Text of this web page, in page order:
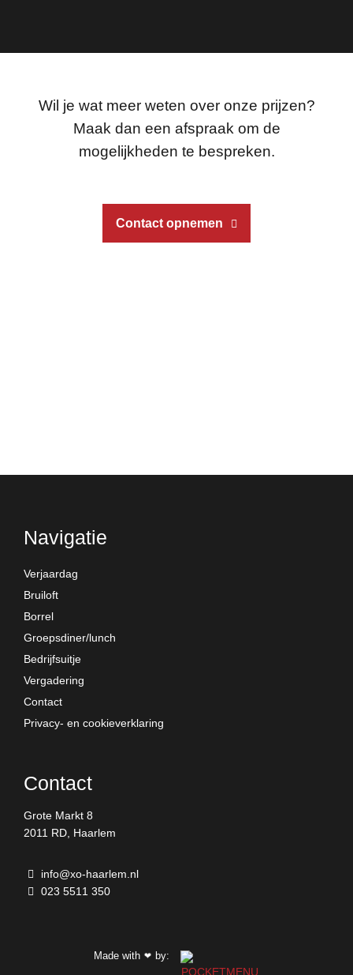
Wil je wat meer weten over onze prijzen?
Maak dan een afspraak om de
mogelijkheden te bespreken.
Contact opnemen
Navigatie
Verjaardag
Bruiloft
Borrel
Groepsdiner/lunch
Bedrijfsuitje
Vergadering
Contact
Privacy- en cookieverklaring
Contact
Grote Markt 8
2011 RD, Haarlem
info@xo-haarlem.nl
023 5511 350
Made with ❤ by: